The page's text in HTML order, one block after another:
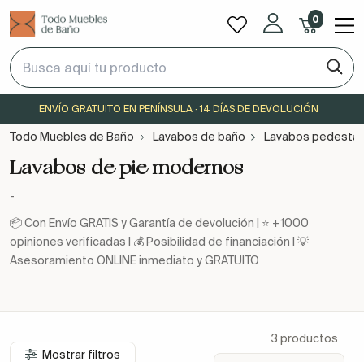
0
ENVÍO GRATUITO EN PENÍNSULA · 14 DÍAS DE DEVOLUCIÓN
Todo Muebles de Baño Lavabos de baño Lavabos pedestal
Lavabos de pie modernos
-
📦 Con Envío GRATIS y Garantía de devolución | ⭐ +1000
opiniones verificadas | 💰 Posibilidad de financiación | 💡
Asesoramiento ONLINE inmediato y GRATUITO
Mostrar filtros
3 productos